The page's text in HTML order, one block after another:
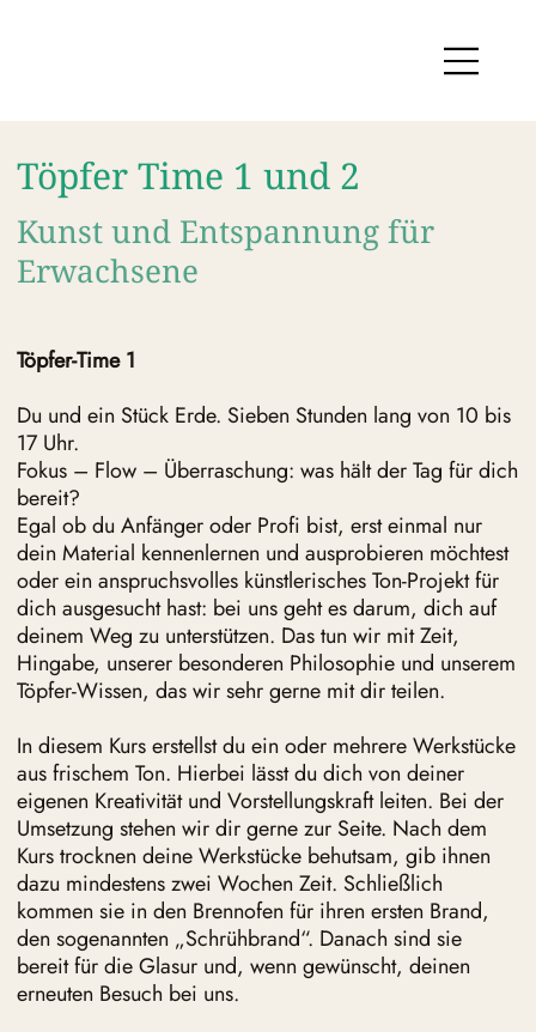
Töpfer Time 1 und 2
Kunst und Entspannung für
Erwachsene
Töpfer-Time 1
Du und ein Stück Erde. Sieben Stunden lang von 10 bis
17 Uhr.
Fokus – Flow – Überraschung: was hält der Tag für dich
bereit?
Egal ob du Anfänger oder Profi bist, erst einmal nur
dein Material kennenlernen und ausprobieren möchtest
oder ein anspruchsvolles künstlerisches Ton-Projekt für
dich ausgesucht hast: bei uns geht es darum, dich auf
deinem Weg zu unterstützen. Das tun wir mit Zeit,
Hingabe, unserer besonderen Philosophie und unserem
Töpfer-Wissen, das wir sehr gerne mit dir teilen.
In diesem Kurs erstellst du ein oder mehrere Werkstücke
aus frischem Ton. Hierbei lässt du dich von deiner
eigenen Kreativität und Vorstellungskraft leiten. Bei der
Umsetzung stehen wir dir gerne zur Seite. Nach dem
Kurs trocknen deine Werkstücke behutsam, gib ihnen
dazu mindestens zwei Wochen Zeit. Schließlich
kommen sie in den Brennofen für ihren ersten Brand,
den sogenannten „Schrühbrand“. Danach sind sie
bereit für die Glasur und, wenn gewünscht, deinen
erneuten Besuch bei uns.